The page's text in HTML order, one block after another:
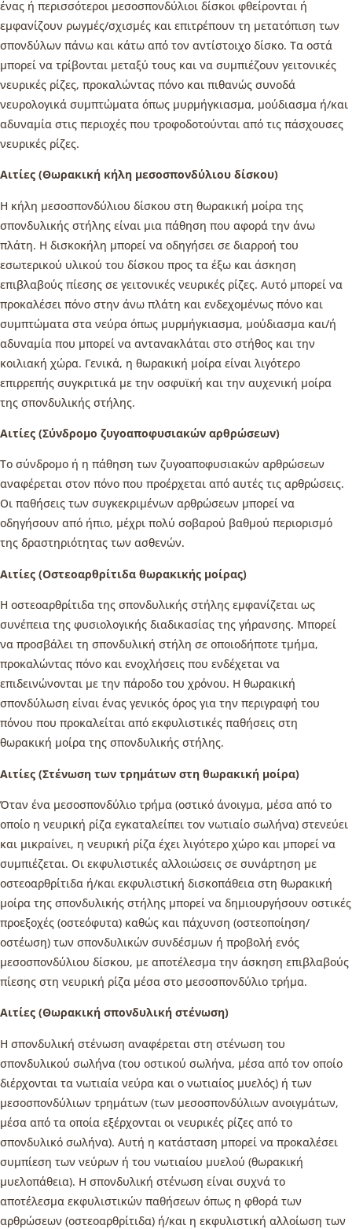
ένας ή περισσότεροι μεσοσπονδύλιοι δίσκοι φθείρονται ή
εμφανίζουν ρωγμές/σχισμές και επιτρέπουν τη μετατόπιση των
σπονδύλων πάνω και κάτω από τον αντίστοιχο δίσκο. Τα οστά
μπορεί να τρίβονται μεταξύ τους και να συμπιέζουν γειτονικές
νευρικές ρίζες, προκαλώντας πόνο και πιθανώς συνοδά
νευρολογικά συμπτώματα όπως μυρμήγκιασμα, μούδιασμα ή/και
αδυναμία στις περιοχές που τροφοδοτούνται από τις πάσχουσες
νευρικές ρίζες.
Αιτίες (Θωρακική κήλη μεσοσπονδύλιου δίσκου)
Η κήλη μεσοσπονδύλιου δίσκου στη θωρακική μοίρα της
σπονδυλικής στήλης είναι μια πάθηση που αφορά την άνω
πλάτη. Η δισκοκήλη μπορεί να οδηγήσει σε διαρροή του
εσωτερικού υλικού του δίσκου προς τα έξω και άσκηση
επιβλαβούς πίεσης σε γειτονικές νευρικές ρίζες. Αυτό μπορεί να
προκαλέσει πόνο στην άνω πλάτη και ενδεχομένως πόνο και
συμπτώματα στα νεύρα όπως μυρμήγκιασμα, μούδιασμα και/ή
αδυναμία που μπορεί να αντανακλάται στο στήθος και την
κοιλιακή χώρα. Γενικά, η θωρακική μοίρα είναι λιγότερο
επιρρεπής συγκριτικά με την οσφυϊκή και την αυχενική μοίρα
της σπονδυλικής στήλης.
Αιτίες (Σύνδρομο ζυγοαποφυσιακών αρθρώσεων)
Το σύνδρομο ή η πάθηση των ζυγοαποφυσιακών αρθρώσεων
αναφέρεται στον πόνο που προέρχεται από αυτές τις αρθρώσεις.
Οι παθήσεις των συγκεκριμένων αρθρώσεων μπορεί να
οδηγήσουν από ήπιο, μέχρι πολύ σοβαρού βαθμού περιορισμό
της δραστηριότητας των ασθενών.
Αιτίες (Οστεοαρθρίτιδα θωρακικής μοίρας)
Η οστεοαρθρίτιδα της σπονδυλικής στήλης εμφανίζεται ως
συνέπεια της φυσιολογικής διαδικασίας της γήρανσης. Μπορεί
να προσβάλει τη σπονδυλική στήλη σε οποιοδήποτε τμήμα,
προκαλώντας πόνο και ενοχλήσεις που ενδέχεται να
επιδεινώνονται με την πάροδο του χρόνου. Η θωρακική
σπονδύλωση είναι ένας γενικός όρος για την περιγραφή του
πόνου που προκαλείται από εκφυλιστικές παθήσεις στη
θωρακική μοίρα της σπονδυλικής στήλης.
Αιτίες (Στένωση των τρημάτων στη θωρακική μοίρα)
Όταν ένα μεσοσπονδύλιο τρήμα (οστικό άνοιγμα, μέσα από το
οποίο η νευρική ρίζα εγκαταλείπει τον νωτιαίο σωλήνα) στενεύει
και μικραίνει, η νευρική ρίζα έχει λιγότερο χώρο και μπορεί να
συμπιέζεται. Οι εκφυλιστικές αλλοιώσεις σε συνάρτηση με
οστεοαρθρίτιδα ή/και εκφυλιστική δισκοπάθεια στη θωρακική
μοίρα της σπονδυλικής στήλης μπορεί να δημιουργήσουν οστικές
προεξοχές (οστεόφυτα) καθώς και πάχυνση (οστεοποίηση/
οστέωση) των σπονδυλικών συνδέσμων ή προβολή ενός
μεσοσπονδύλιου δίσκου, με αποτέλεσμα την άσκηση επιβλαβούς
πίεσης στη νευρική ρίζα μέσα στο μεσοσπονδύλιο τρήμα.
Αιτίες (Θωρακική σπονδυλική στένωση)
Η σπονδυλική στένωση αναφέρεται στη στένωση του
σπονδυλικού σωλήνα (του οστικού σωλήνα, μέσα από τον οποίο
διέρχονται τα νωτιαία νεύρα και ο νωτιαίος μυελός) ή των
μεσοσπονδύλιων τρημάτων (των μεσοσπονδύλιων ανοιγμάτων,
μέσα από τα οποία εξέρχονται οι νευρικές ρίζες από το
σπονδυλικό σωλήνα). Αυτή η κατάσταση μπορεί να προκαλέσει
συμπίεση των νεύρων ή του νωτιαίου μυελού (θωρακική
μυελοπάθεια). Η σπονδυλική στένωση είναι συχνά το
αποτέλεσμα εκφυλιστικών παθήσεων όπως η φθορά των
αρθρώσεων (οστεοαρθρίτιδα) ή/και η εκφυλιστική αλλοίωση των